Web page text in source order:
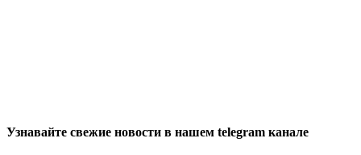
Узнавайте свежие новости в нашем telegram канале